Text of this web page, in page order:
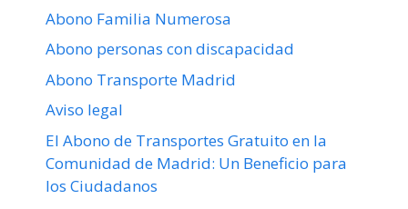
Abono Familia Numerosa
Abono personas con discapacidad
Abono Transporte Madrid
Aviso legal
El Abono de Transportes Gratuito en la
Comunidad de Madrid: Un Beneficio para
los Ciudadanos